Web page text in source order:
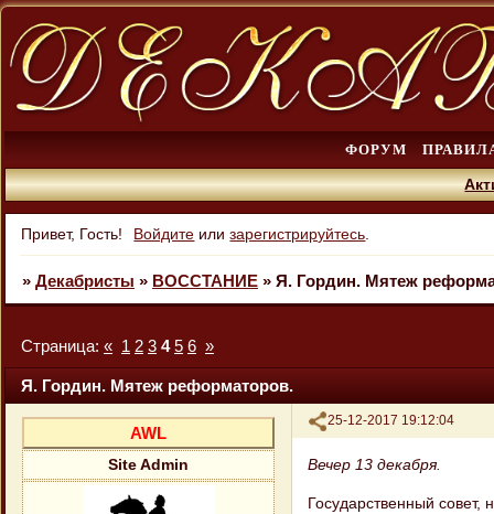
ФОРУМ
Привет, Гость! Войдите илизарегистрируйтесь
» Декабристы » ВОССТАНИЕ » Я. Гордин. Мятеж
Я. Гордин. Мятеж реформаторов.
Страница: « 1 2 3 4 5 6 »
Поделиться
25-12-2017 19:12:04
AWL
Site Admin Вечер 13 декабря.
Государственный